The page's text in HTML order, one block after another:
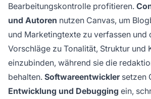
Bearbeitungskontrolle profitieren.
und Autoren nutzen Canvas, um
und Marketingtexte zu verfassen und
Vorschläge zu Tonalität, Struktur und
einzubinden, während sie die
behalten. Softwareentwicklersetzen
Entwicklung und Debugging ein,